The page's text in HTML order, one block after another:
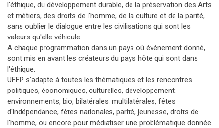
l'éthique, du développement durable, de la préservation des Arts
et métiers, des droits de l'homme, de la culture et de la parité,
sans oublier le dialogue entre les civilisations qui sont les
valeurs qu'elle véhicule.
A chaque programmation dans un pays où événement donné,
sont mis en avant les créateurs du pays hôte qui sont dans
l'éthique.
UFFP s'adapte à toutes les thématiques et les rencontres
politiques, économiques, culturelles, développement,
environnements, bio, bilatérales, multilatérales, fêtes
d'indépendance, fêtes nationales, parité, jeunesse, droits de
l'homme, ou encore pour médiatiser une problématique donnée